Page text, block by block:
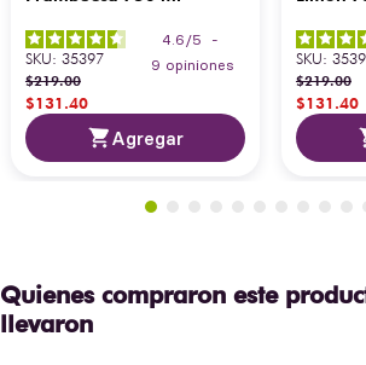
4.6 /5
-
9 opiniones
SKU: 35397
$219.00
$131.40
Agregar
SKU:
$219.00
$131.40
Quienes compraron este
llevaron